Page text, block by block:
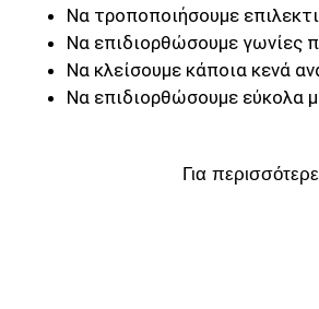
Να τροποποιήσουμε
Να επιδιορθώσουμε γωνίες
Να κλείσουμε κάποια κενά
Να επιδιορθώσουμε εύκολα
Για